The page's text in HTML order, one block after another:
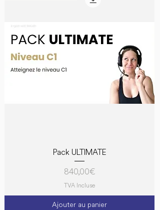
Pack ULTIMATE
Prix
840,00 €
TVA Incluse
Ajouter au panier